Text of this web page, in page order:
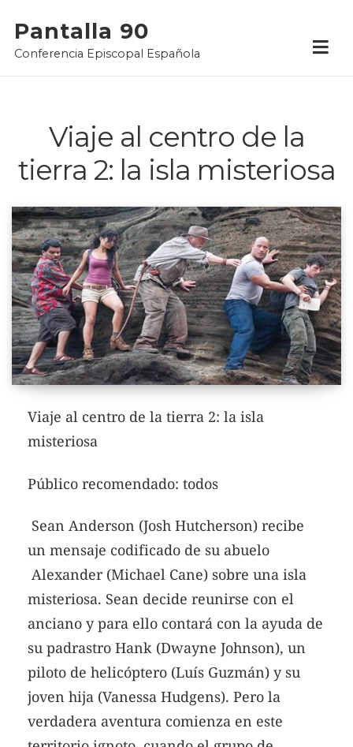
content
Pantalla 90
Conferencia Episcopal Española
Viaje al centro de la
tierra 2: la isla misteriosa
Viaje al centro de la tierra 2: la isla
misteriosa
Público recomendado: todos
Sean Anderson (Josh Hutcherson) recibe
un mensaje codificado de su abuelo
Alexander (Michael Cane) sobre una isla
misteriosa. Sean decide reunirse con el
anciano y para ello contará con la ayuda de
su padrastro Hank (Dwayne Johnson), un
piloto de helicóptero (Luís Guzmán) y su
joven hija (Vanessa Hudgens). Pero la
verdadera aventura comienza en este